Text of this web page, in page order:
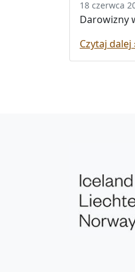
18 czerwca
Darowizny
Czytaj dalej